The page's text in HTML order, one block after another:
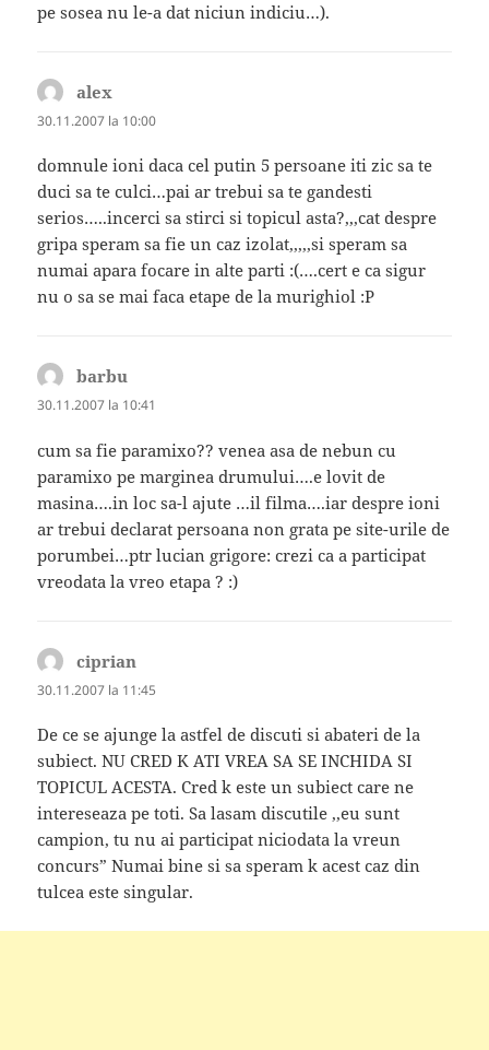
pe sosea nu le-a dat niciun indiciu…).
alex
30.11.2007 la 10:00
domnule ioni daca cel putin 5 persoane iti zic sa te
duci sa te culci…pai ar trebui sa te gandesti
serios…..incerci sa stirci si topicul asta?,,,cat despre
gripa speram sa fie un caz izolat,,,,,si speram sa
numai apara focare in alte parti :(….cert e ca sigur
nu o sa se mai faca etape de la murighiol :P
barbu
30.11.2007 la 10:41
cum sa fie paramixo?? venea asa de nebun cu
paramixo pe marginea drumului….e lovit de
masina….in loc sa-l ajute …il filma….iar despre ioni
ar trebui declarat persoana non grata pe site-urile de
porumbei…ptr lucian grigore: crezi ca a participat
vreodata la vreo etapa ? :)
ciprian
30.11.2007 la 11:45
De ce se ajunge la astfel de discuti si abateri de la
subiect. NU CRED K ATI VREA SA SE INCHIDA SI
TOPICUL ACESTA. Cred k este un subiect care ne
intereseaza pe toti. Sa lasam discutile ,,eu sunt
campion, tu nu ai participat niciodata la vreun
concurs” Numai bine si sa speram k acest caz din
tulcea este singular.